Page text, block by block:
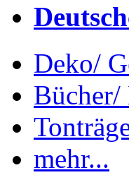
Deko/
Bücher/
mehr...